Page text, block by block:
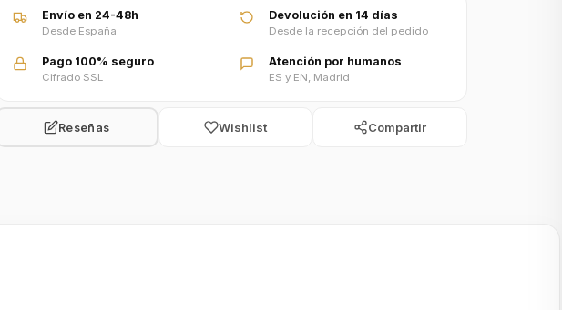
Envío en 24-48h
Desde España
Devolución en 14 días
Desde la recepción del pedido
Pago 100% seguro
Cifrado SSL
Atención por humanos
ES y EN, Madrid
Reseñas Wishlist Compartir